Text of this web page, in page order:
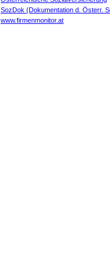
SozDok (Dokumentation d. Österr.
www.firmenmonitor.at